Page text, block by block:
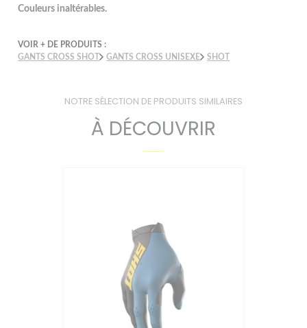
Couleurs inaltérables.
VOIR + DE PRODUITS :
GANTS CROSS SHOT
GANTS CROSS UNISEXE SHOT
NOTRE SÉLECTION DE PRODUITS SIMILAIRES
À DÉCOUVRIR